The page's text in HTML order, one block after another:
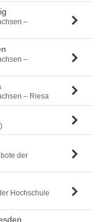
–
–
– Riesa
der
Hochschule